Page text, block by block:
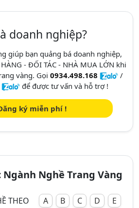
doanh nghiệp?
giúp bạn quảng bá doanh nghiệp,
- ĐỐI TÁC - NHÀ MUA LỚN khi
vàng. Gọi 0934.498.168
/
để được tư vấn và hỗ trợ !
ký miễn phí !
Ngành Nghề Trang Vàng
THEO A B C D E